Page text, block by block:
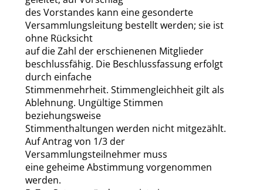
des Vorstandes kann eine gesonderte
Versammlungsleitung bestellt werden; sie ist
ohne Rücksicht
auf die Zahl der erschienenen Mitglieder
beschlussfähig. Die Beschlussfassung erfolgt
durch einfache
Stimmenmehrheit. Stimmengleichheit gilt als
Ablehnung. Ungültige Stimmen
beziehungsweise
Stimmenthaltungen werden nicht mitgezählt.
Auf Antrag von 1/3 der
Versammlungsteilnehmer muss
eine geheime Abstimmung vorgenommen
werden.